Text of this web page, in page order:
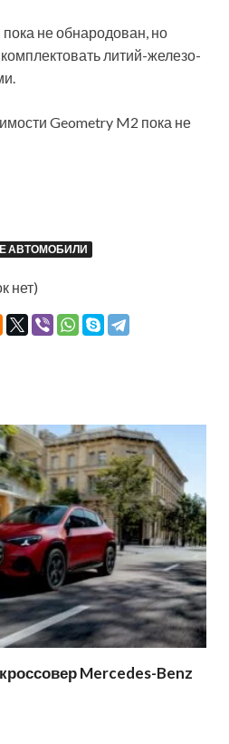
не обнародован, но
литий-железо-
Geometry M2 пока не
АВТОМОБИЛИ
нет)
Mercedes-Benz